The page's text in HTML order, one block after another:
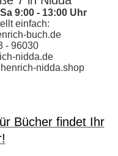
9:00 - 13:00 Uhr
einfach:
buch.de
- 96030
nidda.de
nidda.shop
Bücher findet Ihr